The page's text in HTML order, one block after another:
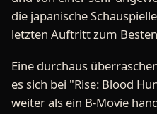
die japanische
letzten Auftritt zum
Eine durchaus
es sich bei "Rise: Blood
weiter als ein B-Movie